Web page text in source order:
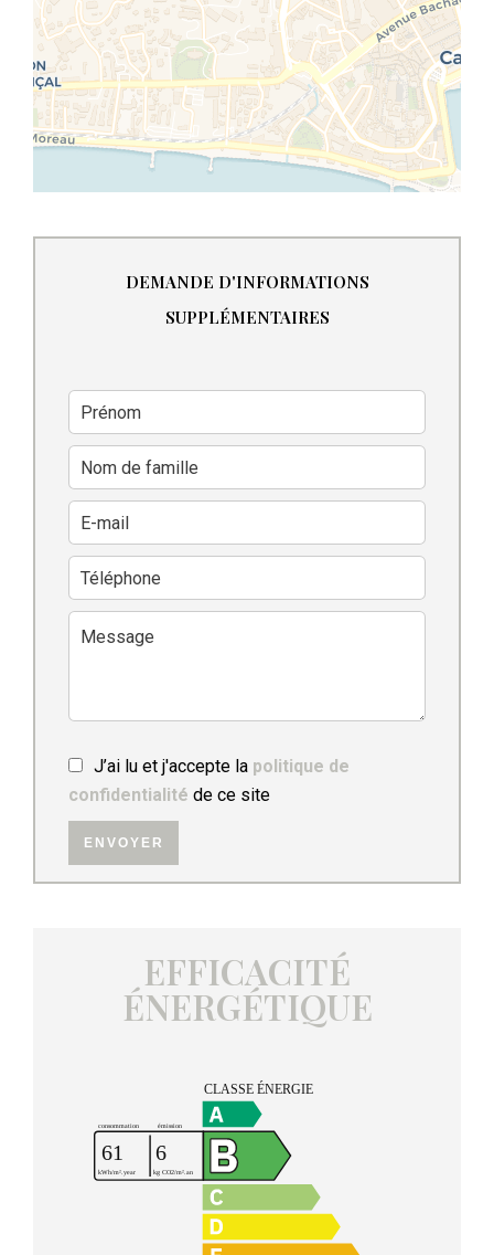
DEMANDE D'INFORMATIONS
SUPPLÉMENTAIRES
J’ai lu et j'accepte la politique de
confidentialité de ce site
ENVOYER
EFFICACITÉ
ÉNERGÉTIQUE